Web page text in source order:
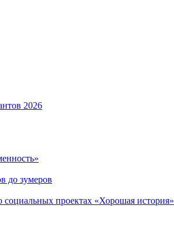
2026
до зумеров
социальных проектах «Хорошая история»